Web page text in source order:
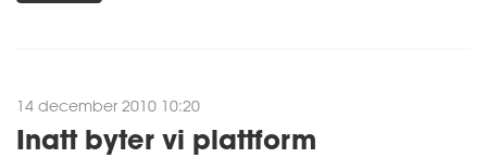
14 december 2010 10:20
Inatt byter vi plattform